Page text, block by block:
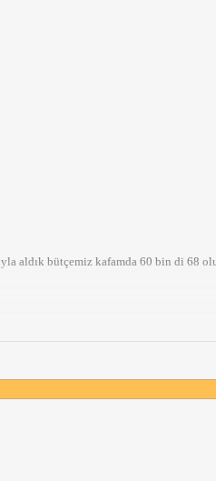
aldık bütçemiz kafamda 60 bin di 68